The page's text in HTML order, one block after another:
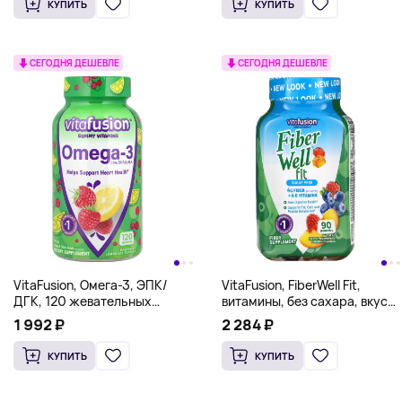
КУПИТЬ КУПИТЬ
СЕГОДНЯ ДЕШЕВЛЕ
VitaFusion, Омега-3, ЭПК/
ДГК, 120 жевательных
таблеток
1 992 ₽
КУПИТЬ
СЕГОДНЯ ДЕШЕВЛЕ
VitaFusion, FiberWell Fit,
витамины, без сахара, вкус
натурального персика,
малины и ягод,
90 жевательных таблеток
2 284 ₽
КУПИТЬ